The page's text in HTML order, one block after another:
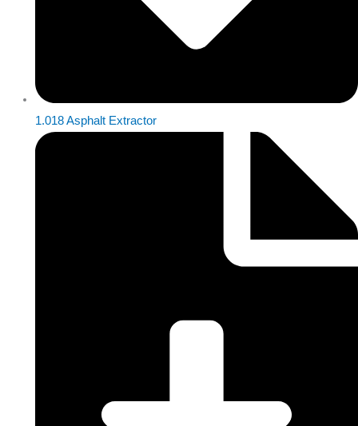
1.018 Asphalt Extractor